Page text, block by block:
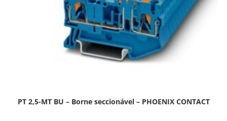
PT 2,5-MT BU – Borne seccionável – PHOENIX CONTACT